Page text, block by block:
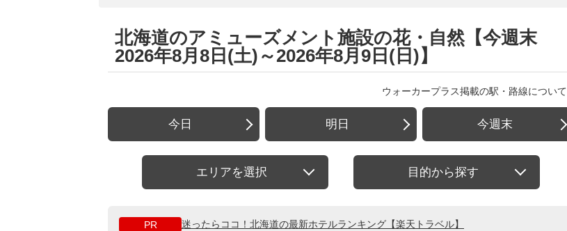
北海道のアミューズメント施設の花・自然【今週末
2026年8月8日(土)～2026年8月9日(日)】
ウォーカープラス掲載の駅・路線について
今日 明日 今週末
エリアを選択 目的から探す
PR
迷ったらココ！北海道の最新ホテルランキング【楽天トラベル】